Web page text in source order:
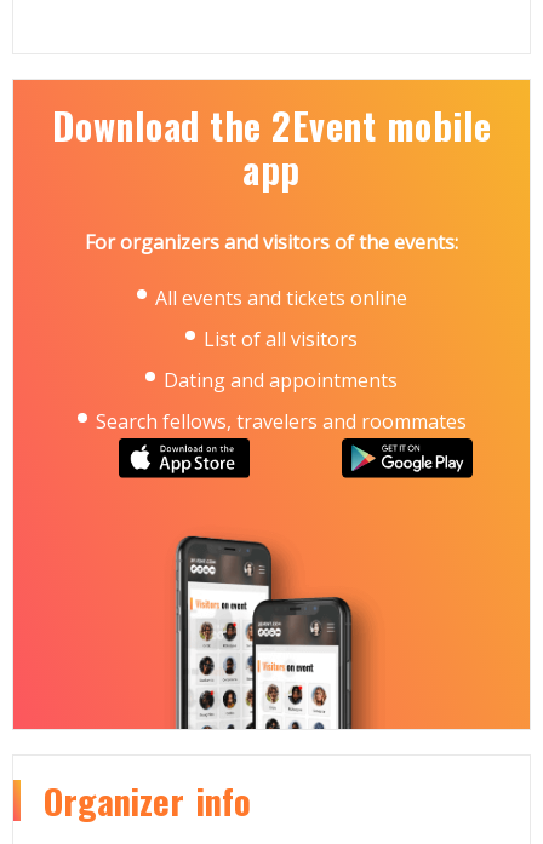
Download the 2Event mobile
app
For organizers and visitors of the events:
All events and tickets online
List of all visitors
Dating and appointments
Search fellows, travelers and roommates
Organizer info